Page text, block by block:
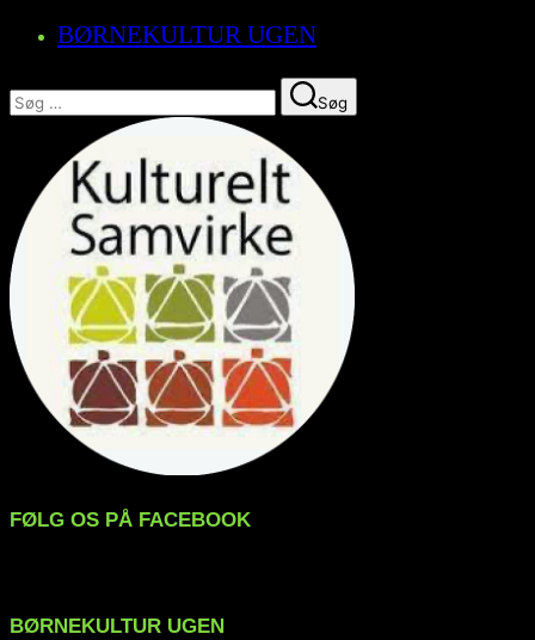
BØRNEKULTUR UGEN
Søg
efter:
Søg
FØLG OS PÅ FACEBOOK
BØRNEKULTUR UGEN